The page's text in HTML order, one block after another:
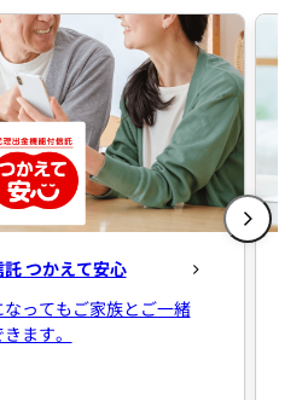
つかえて安心
ってもご家族とご一緒
ます。